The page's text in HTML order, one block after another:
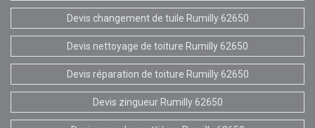
Devis changement de tuile Rumilly 62650
Devis nettoyage de toiture Rumilly 62650
Devis réparation de toiture Rumilly 62650
Devis zingueur Rumilly 62650